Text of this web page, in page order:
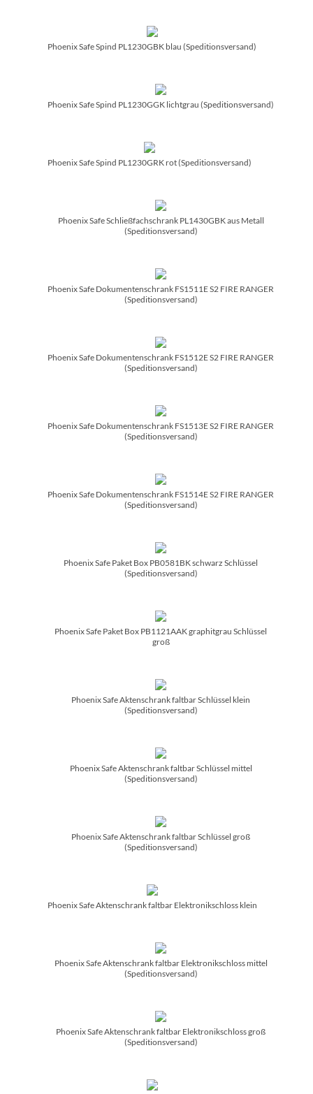
Phoenix Safe Spind PL1230GBK blau (Speditionsversand)
Phoenix Safe Spind PL1230GGK lichtgrau (Speditionsversand)
Phoenix Safe Spind PL1230GRK rot (Speditionsversand)
Phoenix Safe Schließfachschrank PL1430GBK aus Metall
(Speditionsversand)
Phoenix Safe Dokumentenschrank FS1511E S2 FIRE RANGER
(Speditionsversand)
Phoenix Safe Dokumentenschrank FS1512E S2 FIRE RANGER
(Speditionsversand)
Phoenix Safe Dokumentenschrank FS1513E S2 FIRE RANGER
(Speditionsversand)
Phoenix Safe Dokumentenschrank FS1514E S2 FIRE RANGER
(Speditionsversand)
Phoenix Safe Paket Box PB0581BK schwarz Schlüssel
(Speditionsversand)
Phoenix Safe Paket Box PB1121AAK graphitgrau Schlüssel
groß
Phoenix Safe Aktenschrank faltbar Schlüssel klein
(Speditionsversand)
Phoenix Safe Aktenschrank faltbar Schlüssel mittel
(Speditionsversand)
Phoenix Safe Aktenschrank faltbar Schlüssel groß
(Speditionsversand)
Phoenix Safe Aktenschrank faltbar Elektronikschloss klein
Phoenix Safe Aktenschrank faltbar Elektronikschloss mittel
(Speditionsversand)
Phoenix Safe Aktenschrank faltbar Elektronikschloss groß
(Speditionsversand)